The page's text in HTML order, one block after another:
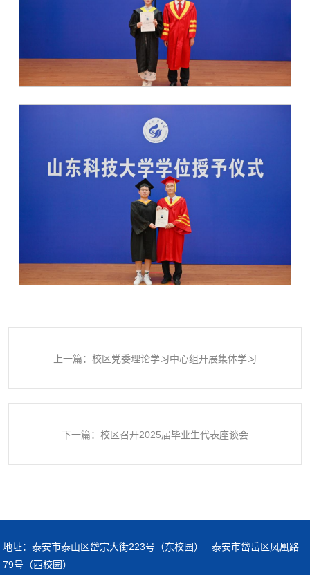
上一篇：校区党委理论学习中心组开展集体学习
下一篇：校区召开2025届毕业生代表座谈会
地址：泰安市泰山区岱宗大街223号（东校园） 泰安市岱岳区凤凰路
79号（西校园）